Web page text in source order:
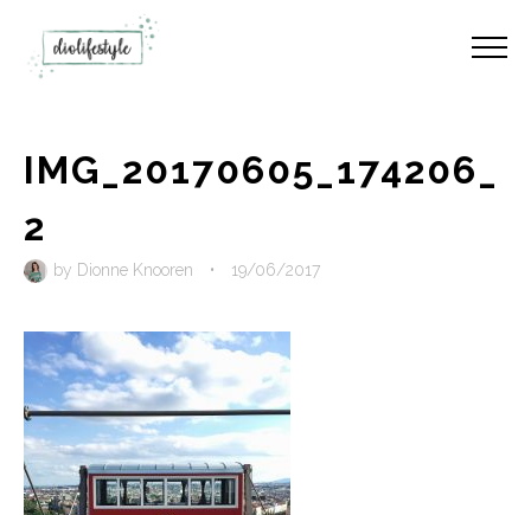
IMG_20170605_174206_
2
by Dionne Knooren • 19/06/2017